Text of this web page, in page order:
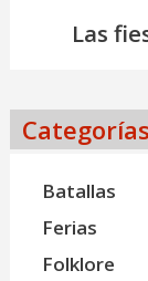
Las
Batallas
Ferias
Folklore